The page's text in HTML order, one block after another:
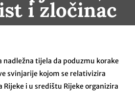
i zločinac
nadležna tijela da poduzmu korake
svinjarije kojom se relativizira
Rijeke i u središtu Rijeke organizira